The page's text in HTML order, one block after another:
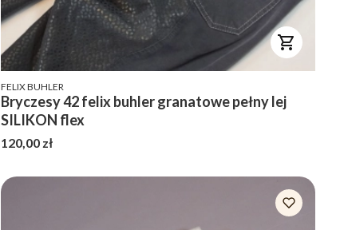
PRODUCENT
FELIX BUHLER
Bryczesy 42 felix buhler granatowe pełny lej
SILIKON flex
Cena
120,00 zł